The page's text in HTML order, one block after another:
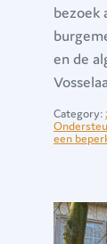
bezoek
en de
Category:
een